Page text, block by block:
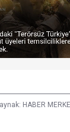
HABER